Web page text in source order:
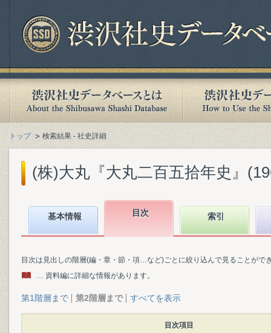
トップ 検索結果 - 社史詳細
(株)大丸『大丸二百五拾年史』
基本情報 目次 索引
目次は見出しの階層(編・章・節・項…など)ごとに絞り込んで見ることがで
… 資料編に詳細な情報があります。
第1階層まで 第2階層まで すべてを表示
目次項目